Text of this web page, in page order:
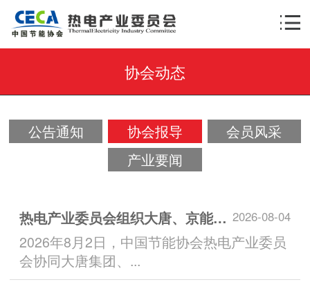
协会动态
公告通知 协会报导
会员风采
产业要闻
2026-08-04
热电产业委员会组织大唐、京能行业专家到访吉泰智能 | 交流发电场景智能运维解决方案
2026年8月2日，中国节能协会热电产业委员
会协同大唐集团、...
AI智能助手
您好，我是智能助手热小电，很高兴为您服
1.委员会的服务有哪些？